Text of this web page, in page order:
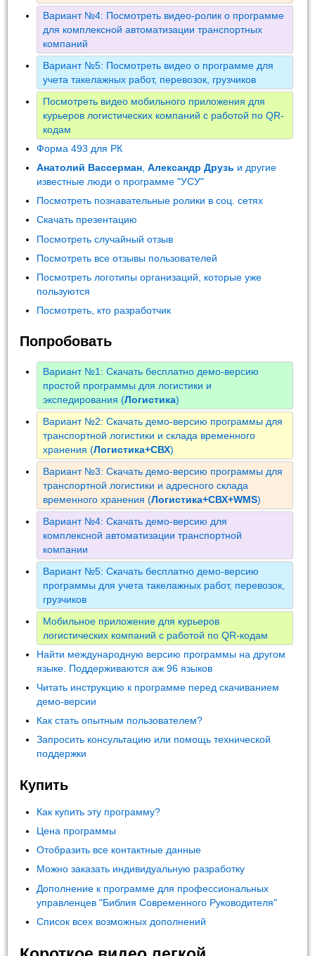
Вариант №4: Посмотреть видео-ролик о программе
для комплексной автоматизации транспортных
компаний
Вариант №5: Посмотреть видео о программе для
учета такелажных работ, перевозок, грузчиков
Посмотреть видео мобильного приложения для
курьеров логистических компаний с работой по QR-
кодам
Форма 493 для РК
Анатолий Вассерман ,Александр Друзь и другие
известные люди о программе "УСУ"
Посмотреть познавательные ролики в соц. сетях
Скачать презентацию
Посмотреть случайный отзыв
Посмотреть все отзывы пользователей
Посмотреть логотипы организаций, которые уже
пользуются
Посмотреть, кто разработчик
Попробовать
Вариант №1: Скачать бесплатно демо-версию
простой программы для логистики и
экспедирования (Логистика)
Вариант №2: Скачать демо-версию программы для
транспортной логистики и склада временного
хранения (Логистика+СВХ)
Вариант №3: Скачать демо-версию программы для
транспортной логистики и адресного склада
временного хранения (Логистика+СВХ+WMS)
Вариант №4: Скачать демо-версию для
комплексной автоматизации транспортной
компании
Вариант №5: Скачать бесплатно демо-версию
программы для учета такелажных работ, перевозок,
грузчиков
Мобильное приложение для курьеров
логистических компаний с работой по QR-кодам
Найти международную версию программы на другом
языке. Поддерживаются аж 96 языков
Читать инструкцию к программе перед скачиванием
демо-версии
Как стать опытным пользователем?
Запросить консультацию или помощь технической
поддержки
Купить
Как купить эту программу?
Цена программы
Отобразить все контактные данные
Можно заказать индивидуальную разработку
Дополнение к программе для профессиональных
управленцев "Библия Современного Руководителя"
Список всех возможных дополнений